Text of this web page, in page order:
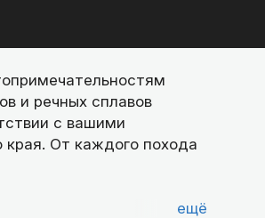
и речных сплавов
с вашими
края. От каждого похода
ещё